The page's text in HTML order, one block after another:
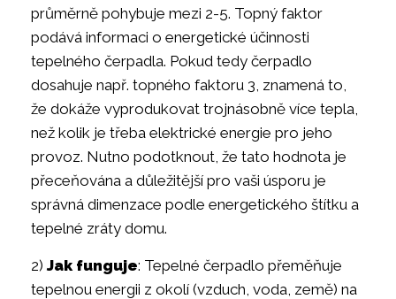
průměrně pohybuje mezi 2-5. Topný faktor
podává informaci o energetické účinnosti
tepelného čerpadla. Pokud tedy čerpadlo
dosahuje např. topného faktoru 3, znamená to,
že dokáže vyprodukovat trojnásobně více tepla,
než kolik je třeba elektrické energie pro jeho
provoz. Nutno podotknout, že tato hodnota je
přeceňována a důležitější pro vaši úsporu je
správná dimenzace podle energetického štítku a
tepelné zráty domu.
2) Jak funguje: Tepelné čerpadlo přeměňuje
tepelnou energii z okolí (vzduch, voda, země) na